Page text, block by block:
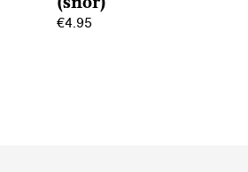
productpagina
€4.95